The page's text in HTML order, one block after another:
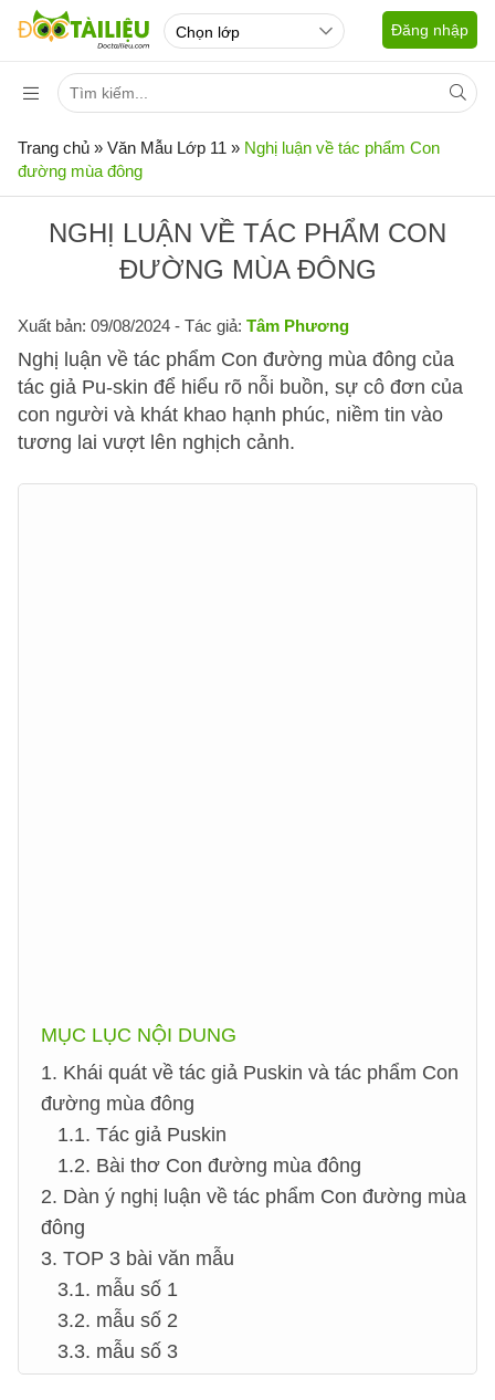
Đăng nhập
Trang chủ » Văn Mẫu Lớp 11 » Nghị luận về tác phẩm Con
đường mùa đông
NGHỊ LUẬN VỀ TÁC PHẨM CON
ĐƯỜNG MÙA ĐÔNG
Xuất bản: 09/08/2024 - Tác giả: Tâm Phương
Nghị luận về tác phẩm Con đường mùa đông của
tác giả Pu-skin để hiểu rõ nỗi buồn, sự cô đơn của
con người và khát khao hạnh phúc, niềm tin vào
tương lai vượt lên nghịch cảnh.
MỤC LỤC NỘI DUNG
1. Khái quát về tác giả Puskin và tác phẩm Con
đường mùa đông
1.1. Tác giả Puskin
1.2. Bài thơ Con đường mùa đông
2. Dàn ý nghị luận về tác phẩm Con đường mùa
đông
3. TOP 3 bài văn mẫu
3.1. mẫu số 1
3.2. mẫu số 2
3.3. mẫu số 3